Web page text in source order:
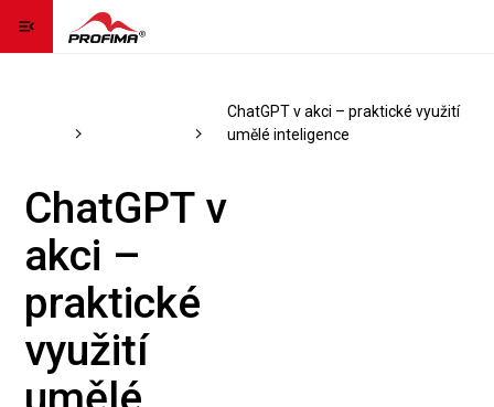
menu_open
Kontaktujte nás
Jazyk
ChatGPT v akci – praktické využití
umělé inteligence
ChatGPT v
akci –
praktické
využití